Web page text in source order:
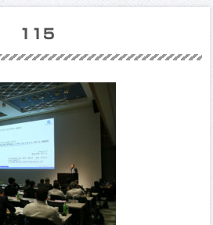
115